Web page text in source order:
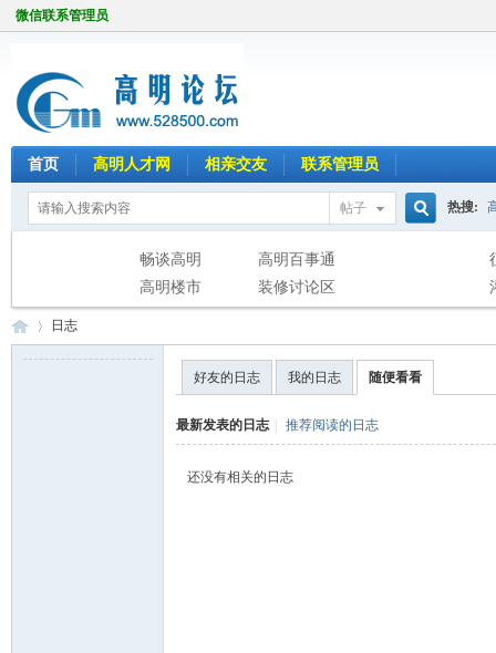
微信联系管理员
首页 高明人才网 相亲交友 联系管理员
帖子 热搜:
畅谈高明
高明百事通
高明楼市
装修讨论区
日志
好友的日志 我的日志 随便看看
最新发表的日志 推荐阅读的日志
还没有相关的日志